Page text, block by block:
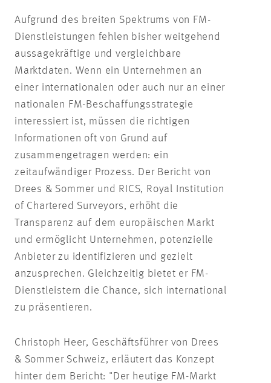
Aufgrund des breiten Spektrums von FM-
Dienstleistungen fehlen bisher weitgehend
aussagekräftige und vergleichbare
Marktdaten. Wenn ein Unternehmen an
einer internationalen oder auch nur an einer
nationalen FM-Beschaffungsstrategie
interessiert ist, müssen die richtigen
Informationen oft von Grund auf
zusammengetragen werden: ein
zeitaufwändiger Prozess. Der Bericht von
Drees & Sommer und RICS, Royal Institution
of Chartered Surveyors, erhöht die
Transparenz auf dem europäischen Markt
und ermöglicht Unternehmen, potenzielle
Anbieter zu identifizieren und gezielt
anzusprechen. Gleichzeitig bietet er FM-
Dienstleistern die Chance, sich international
zu präsentieren.
Christoph Heer, Geschäftsführer von Drees
& Sommer Schweiz, erläutert das Konzept
hinter dem Bericht: "Der heutige FM-Markt